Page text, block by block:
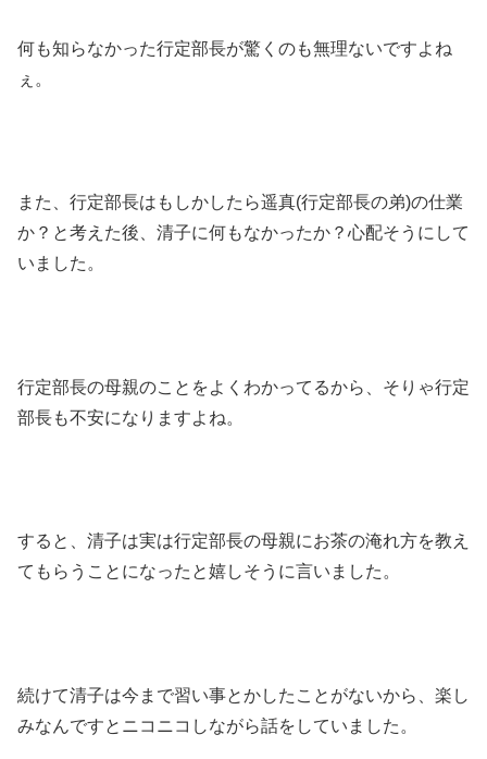
何も知らなかった行定部長が驚くのも無理ないですよね
ぇ。
また、行定部長はもしかしたら遥真(行定部長の弟)の仕業
か？と考えた後、清子に何もなかったか？心配そうにして
いました。
行定部長の母親のことをよくわかってるから、そりゃ行定
部長も不安になりますよね。
すると、清子は実は行定部長の母親にお茶の淹れ方を教え
てもらうことになったと嬉しそうに言いました。
続けて清子は今まで習い事とかしたことがないから、楽し
みなんですとニコニコしながら話をしていました。